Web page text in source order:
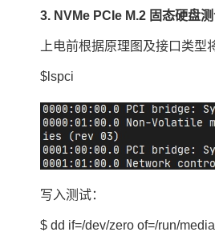
3. NVMe PCIe M.2 固态硬盘
上电前根据原理图及接口类型
$lspci
写入测试：
$ dd if=/dev/zero of=/run/